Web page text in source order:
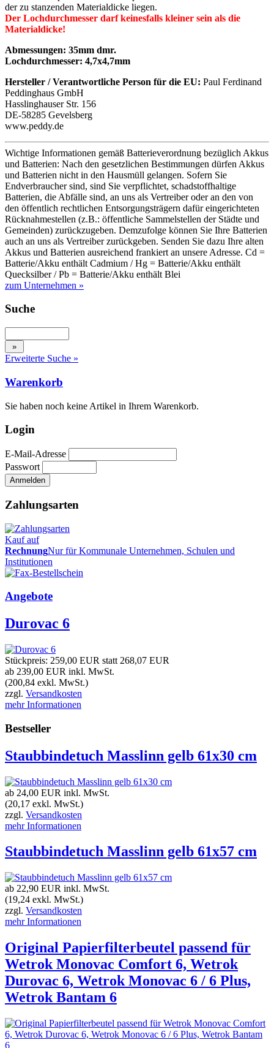
der zu stanzenden Materialdicke liegen.
Der Lochdurchmesser darf keinesfalls kleiner sein als die
Materialdicke!
Abmessungen: 35mm dmr.
Lochdurchmesser: 4,7x4,7mm
Hersteller / Verantwortliche Person für die EU: Paul Ferdinand
Peddinghaus GmbH
Hasslinghauser Str. 156
DE-58285 Gevelsberg
www.peddy.de
Wichtige Informationen gemäß Batterieverordnung bezüglich Akkus
und Batterien: Nach den gesetzlichen Bestimmungen dürfen Akkus
und Batterien nicht in den Hausmüll gelangen. Sofern Sie
Endverbraucher sind, sind Sie verpflichtet, schadstoffhaltige
Batterien, die Abfälle sind, an uns als Vertreiber oder an den von
den öffentlich rechtlichen Entsorgungsträgern dafür eingerichteten
Rücknahmestellen (z.B.: öffentliche Sammelstellen der Städte und
Gemeinden) zurückzugeben. Demzufolge können Sie Ihre Batterien
auch an uns als Vertreiber zurückgeben. Senden Sie dazu Ihre alten
Akkus und Batterien ausreichend frankiert an unsere Adresse. Cd =
Batterie/Akku enthält Cadmium / Hg = Batterie/Akku enthält
Quecksilber / Pb = Batterie/Akku enthält Blei
zum Unternehmen »
Suche
Erweiterte Suche »
Warenkorb
Sie haben noch keine Artikel in Ihrem Warenkorb.
Login
E-Mail-Adresse
Passwort
Zahlungsarten
Kauf auf
RechnungNur für Kommunale Unternehmen, Schulen und
Institutionen
Angebote
Durovac 6
Stückpreis: 259,00 EUR statt 268,07 EUR
ab 239,00 EUR inkl. MwSt.
(200,84 exkl. MwSt.)
zzgl. Versandkosten
mehr Informationen
Bestseller
Staubbindetuch Masslinn gelb 61x30 cm
ab 24,00 EUR inkl. MwSt.
(20,17 exkl. MwSt.)
zzgl. Versandkosten
mehr Informationen
Staubbindetuch Masslinn gelb 61x57 cm
ab 22,90 EUR inkl. MwSt.
(19,24 exkl. MwSt.)
zzgl. Versandkosten
mehr Informationen
Original Papierfilterbeutel passend für
Wetrok Monovac Comfort 6, Wetrok
Durovac 6, Wetrok Monovac 6 / 6 Plus,
Wetrok Bantam 6